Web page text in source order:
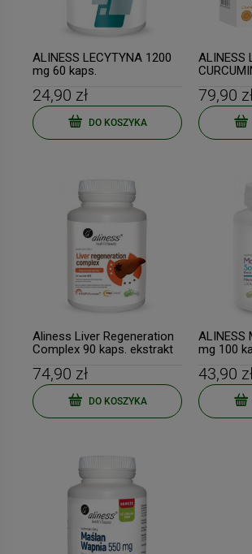
ALINESS LECYTYNA 1200
mg 60 kaps.
24,90 zł
DO KOSZYKA
ALINESS
C3
79,90
Aliness Liver Regeneration
Complex 90 kaps. ekstrakt
74,90 zł
DO KOSZYKA
ALINESS
mg 100
43,90